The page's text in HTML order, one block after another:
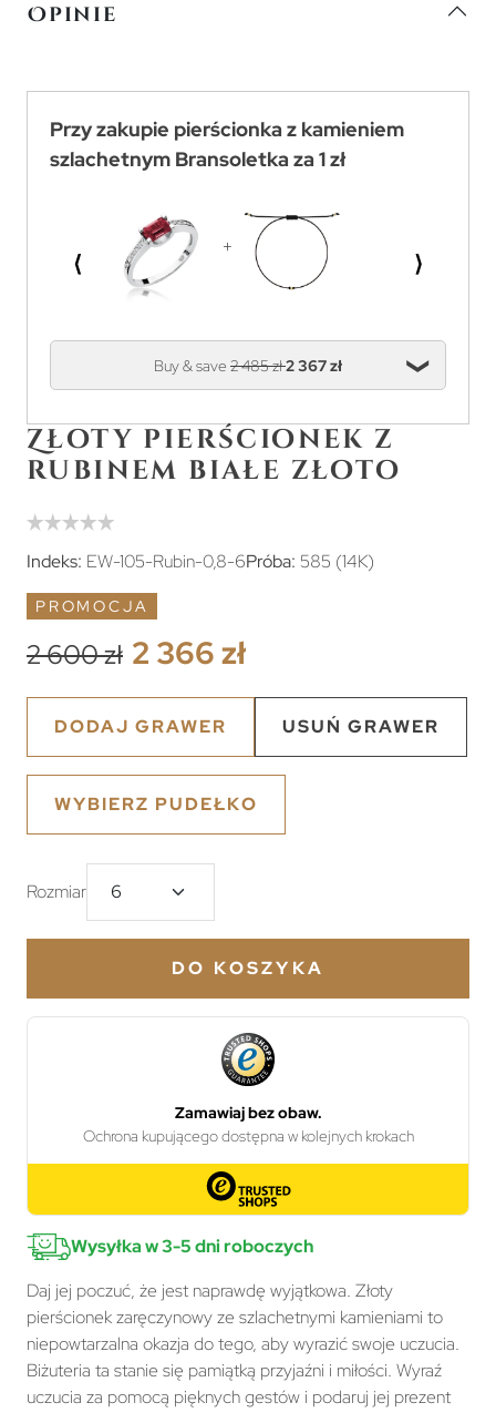
Opinie
Przy zakupie pierścionka z kamieniem
szlachetnym Bransoletka za 1 zł
⟨ ⟩
Buy & save 2 485 zł2 367 zł
Złoty pierścionek z
rubinem białe złoto
Indeks: EW-105-Rubin-0,8-6Próba: 585 (14K)
PROMOCJA
2 600 zł 2 366 zł
DODAJ GRAWER USUŃ GRAWER
WYBIERZ PUDEŁKO
Rozmiar
DO KOSZYKA
Wysyłka w 3-5 dni roboczych
Daj jej poczuć, że jest naprawdę wyjątkowa. Złoty
pierścionek zaręczynowy ze szlachetnymi kamieniami to
niepowtarzalna okazja do tego, aby wyrazić swoje uczucia.
Biżuteria ta stanie się pamiątką przyjaźni i miłości. Wyraź
uczucia za pomocą pięknych gestów i podaruj jej prezent